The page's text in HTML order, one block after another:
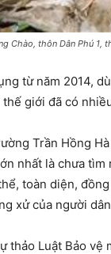
Chào, thôn Dân Phú 1,
từ năm 2014,
giới đã có
Trần Hồng
nhất là chưa
toàn diện,
xử của người
thảo Luật Bảo